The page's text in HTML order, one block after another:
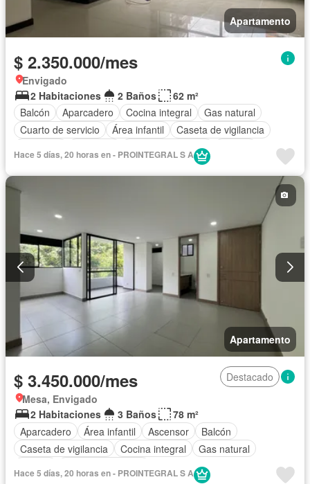
Apartamento
$ 2.350.000/mes
Envigado
2 Habitaciones
2 Baños
62 m²
Balcón
Aparcadero Cocina integral
Gas natural
Cuarto de servicio
Área infantil
Caseta de vigilancia
Seguridad privada
Hace 5 días, 20 horas en - PROINTEGRAL S A
Apartamento
$ 3.450.000/mes
Destacado
Mesa, Envigado
2 Habitaciones
3 Baños
78 m²
Aparcadero
Área infantil Ascensor
Balcón
Caseta de vigilancia
Cocina integral
Gas natural
Hace 5 días, 20 horas en - PROINTEGRAL S A